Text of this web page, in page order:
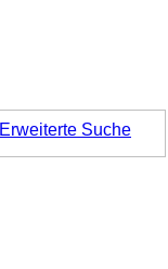
Erweiterte Suche